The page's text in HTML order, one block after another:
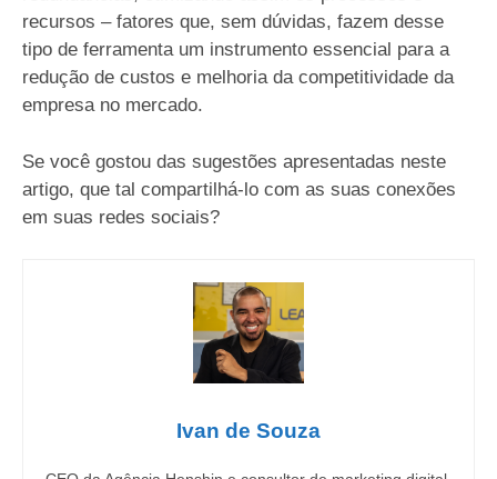
recursos – fatores que, sem dúvidas, fazem desse
tipo de ferramenta um instrumento essencial para a
redução de custos e melhoria da competitividade da
empresa no mercado.
Se você gostou das sugestões apresentadas neste
artigo, que tal compartilhá-lo com as suas conexões
em suas redes sociais?
Ivan de Souza